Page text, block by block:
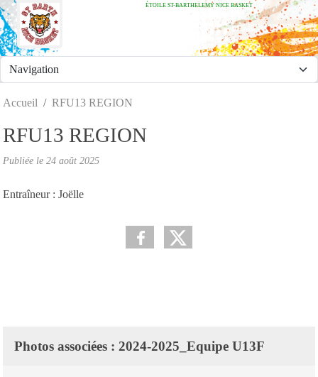
ÉTOILE ST-BARTHELEMY NICE BASKET
Accueil RFU13 REGION
RFU13 REGION
Publiée le 24 août 2025
Entraîneur : Joëlle
Photos associées : 2024-2025_Equipe U13F
Panneau de gestion des cookies